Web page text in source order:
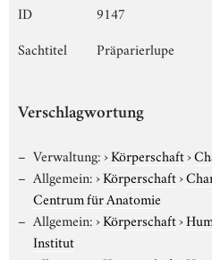
ID
9147
Sachtitel
Präparierlupe
Verschlagwortung
Verwaltung:›Körperschaft›
Allgemein:›Körperschaft›
Centrum für Anatomie
Allgemein:›Körperschaft›
Institut